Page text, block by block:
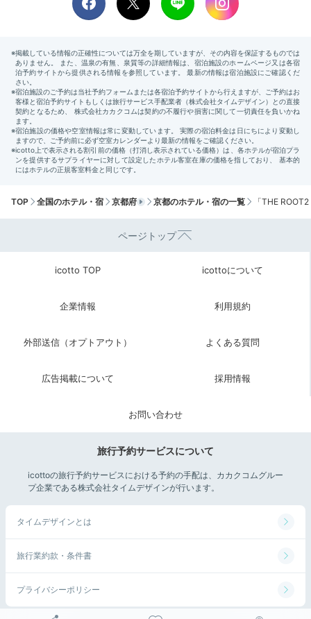
バスアメニティ シ
しょう♪寝ぼけたままでもシャワーを浴びればさっぱ
り！京都の朝をお散歩したり、ジョギングしたり、アク
ティブ派の女子もすっきり汗を流しましょ。
naonaonao719
オシャレなバスルームなので、朝にゆっくりお風呂に入
りました。
写真映えばっちりの
おしゃれモーニング
TOP 全国のホテル・宿 京都府 京都のホテル・宿の一覧 「THE
ページトップ
icotto TOP icottoについて
企業情報 利用規約
外部送信（オプトアウト） よくある質問
広告掲載について 採用情報
お問い合わせ
旅行予約サービスについて
icottoの旅行予約サービスにおける予約の手配は、カカクコムグルー
プ企業である株式会社タイムデザインが行います。
タイムデザインとは
旅行業約款・条件書
プライバシーポリシー